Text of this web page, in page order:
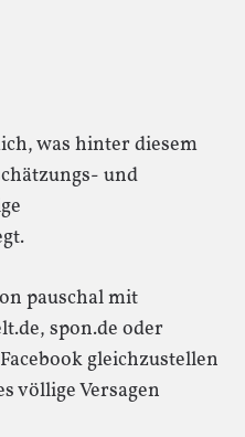
was hinter diesem
und
pauschal mit
spon.de oder
gleichzustellen
völlige Versagen